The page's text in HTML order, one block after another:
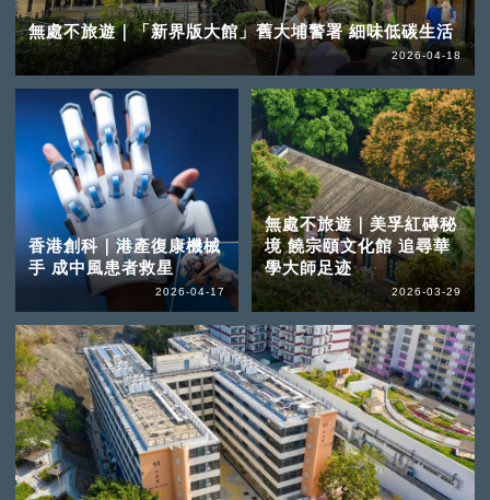
無處不旅遊｜「新界版大館」舊大埔警署 細味低碳生活
2026-04-18
香港創科｜港產復康機械
手 成中風患者救星
2026-04-17
無處不旅遊｜美孚紅磚秘
境 饒宗頤文化館 追尋華
學大師足迹
2026-03-29